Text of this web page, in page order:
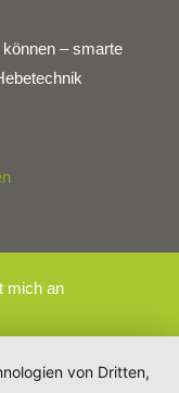
– smarte
mich an
von Dritten,